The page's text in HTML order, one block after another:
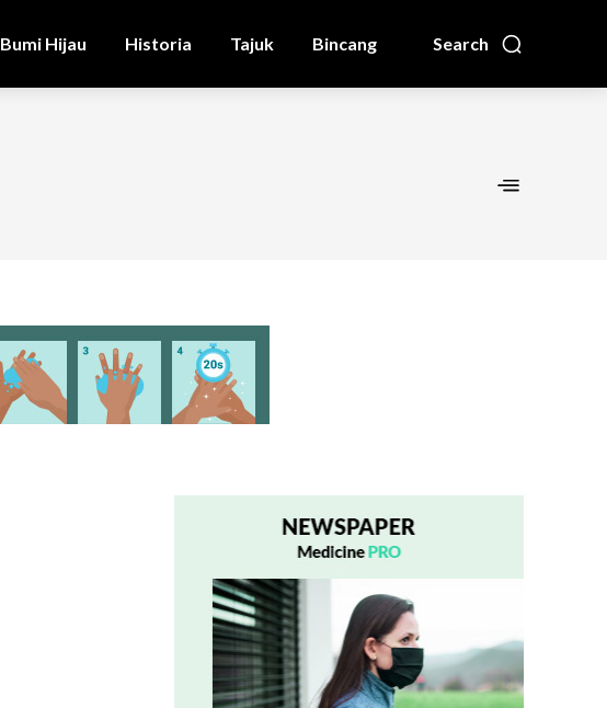
Search
Bumi Hijau Historia Tajuk Bincang